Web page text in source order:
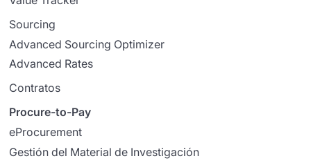
Sourcing
Advanced Sourcing Optimizer
Advanced Rates
Contratos
Procure-to-Pay
eProcurement
Gestión del Material de Investigación